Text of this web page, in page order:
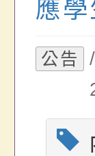
應
公告